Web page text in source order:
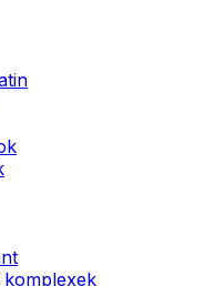
komplexek